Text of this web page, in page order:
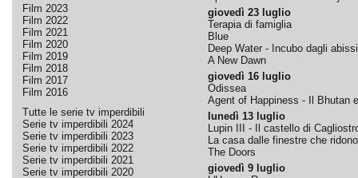
Film 2023
Film 2022
Film 2021
Film 2020
Film 2019
Film 2018
Film 2017
Film 2016
Tutte le serie tv imperdibili
Serie tv imperdibili 2024
Serie tv imperdibili 2023
Serie tv imperdibili 2022
Serie tv imperdibili 2021
Serie tv imperdibili 2020
giovedì 23 luglio
Terapia di famiglia
Blue
Deep Water - Incubo dagli abissi
A New Dawn
giovedì 16 luglio
Odissea
Agent of Happiness - Il Bhutan
lunedì 13 luglio
Lupin III - Il castello di
La casa dalle finestre che ridono
The Doors
giovedì 9 luglio